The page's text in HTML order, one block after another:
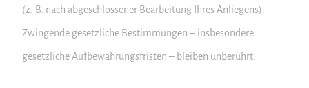
(z. B. nach abgeschlossener Bearbeitung Ihres Anliegens).
Zwingende gesetzliche Bestimmungen – insbesondere
gesetzliche Aufbewahrungsfristen – bleiben unberührt.